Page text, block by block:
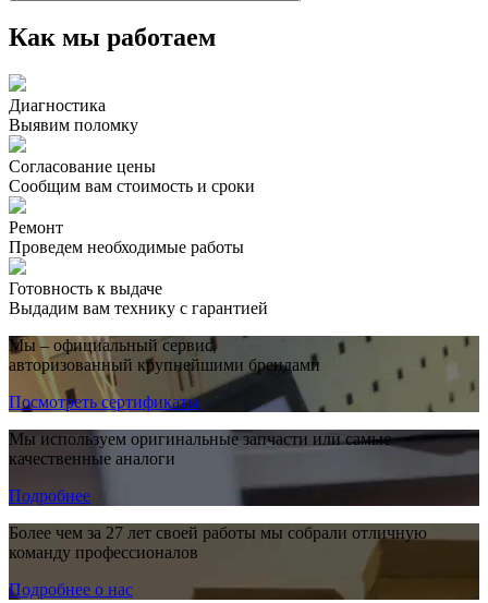
Как мы работаем
Диагностика
Выявим поломку
Согласование цены
Сообщим вам стоимость и сроки
Ремонт
Проведем необходимые работы
Готовность к выдаче
Выдадим вам технику с гарантией
Мы – официальный сервис,
авторизованный крупнейшими брендами
Посмотреть сертификаты
Мы используем оригинальные запчасти или самые
качественные аналоги
Подробнее
Более чем за 27 лет своей работы мы собрали отличную
команду профессионалов
Подробнее о нас